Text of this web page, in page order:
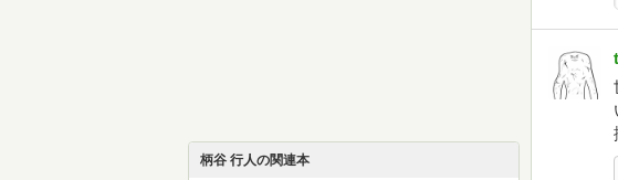
柄谷 行人の関連本